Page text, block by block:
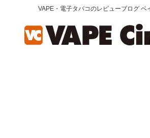
VAPE・電子タバコのレビューブログ ベ